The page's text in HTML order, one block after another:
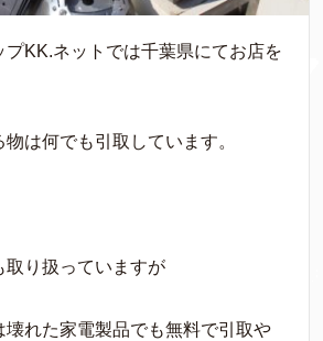
プKK.ネットでは千葉県にてお店を
は何でも引取しています。
取り扱っていますが
壊れた家電製品でも無料で引取や